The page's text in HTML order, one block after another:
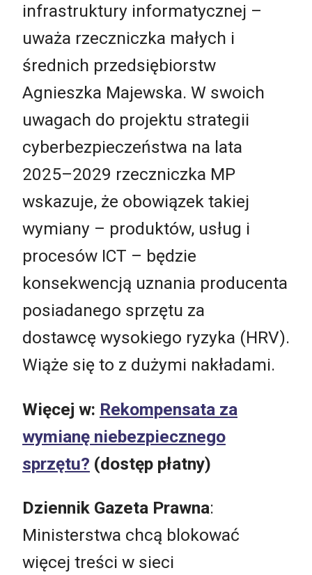
infrastruktury informatycznej –
uważa rzeczniczka małych i
średnich przedsiębiorstw
Agnieszka Majewska. W swoich
uwagach do projektu strategii
cyberbezpieczeństwa na lata
2025–2029 rzeczniczka MP
wskazuje, że obowiązek takiej
wymiany – produktów, usług i
procesów ICT – będzie
konsekwencją uznania producenta
posiadanego sprzętu za
dostawcę wysokiego ryzyka (HRV).
Wiąże się to z dużymi nakładami.
Więcej w: Rekompensata za
wymianę niebezpiecznego
sprzętu? (dostęp płatny)
Dziennik Gazeta Prawna:
Ministerstwa chcą blokować
więcej treści w sieci